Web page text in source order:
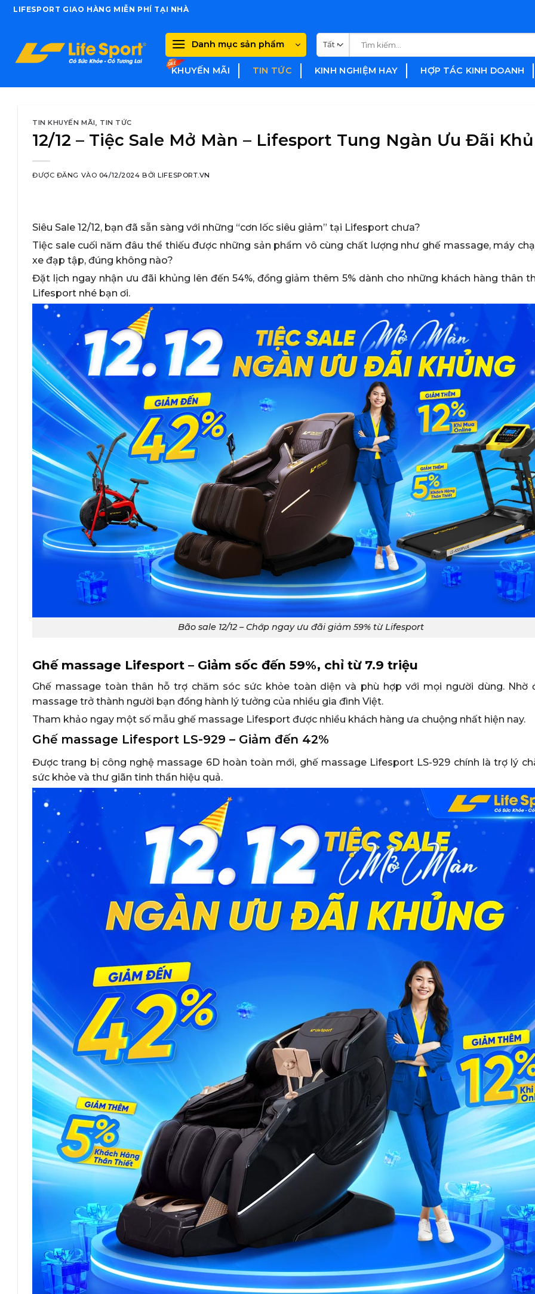
SkipLIFESPORT GIAO HÀNG MIỄN PHÍ TẠI NHÀ
Danh mục sản phẩm
kiếm:
KHUYẾN MÃI TIN TỨC KINH NGHIỆM HAY HỢP TÁC KINH DOANH
TIN KHUYẾN MÃI, TIN TỨC
12/12 – Tiệc Sale Mở Màn – Lifesport Tung Ngàn Ưu Đãi
ĐƯỢC ĐĂNG VÀO 04/12/2024 BỞILIFESPORT.VN
Siêu Sale 12/12, bạn đã sẵn sàng với những “cơn lốc siêu giảm” tại Lifesport chưa?
Tiệc sale cuối năm đâu thể thiếu được những sản phẩm vô cùng chất lượng như ghế massage, máy
xe đạp tập, đúng không nào?
Đặt lịch ngay nhận ưu đãi khủng lên đến 54%, đồng giảm thêm 5% dành cho những khách hàng thân
Lifesport nhé bạn ơi.
Bão sale 12/12 – Chớp ngay ưu đãi giảm 59% từ Lifesport
Ghế massage Lifesport – Giảm sốc đến 59%, chỉ từ 7.9 triệu
Ghế massage toàn thân hỗ trợ chăm sóc sức khỏe toàn diện và phù hợp với mọi người dùng. Nhờ
massage trở thành người bạn đồng hành lý tưởng của nhiều gia đình Việt.
Tham khảo ngay một số mẫu ghế massage Lifesport được nhiều khách hàng ưa chuộng nhất hiện nay.
Ghế massage Lifesport LS-929 – Giảm đến 42%
Được trang bị công nghệ massage 6D hoàn toàn mới, ghế massage Lifesport LS-929 chính là trợ lý
sức khỏe và thư giãn tinh thần hiệu quả.